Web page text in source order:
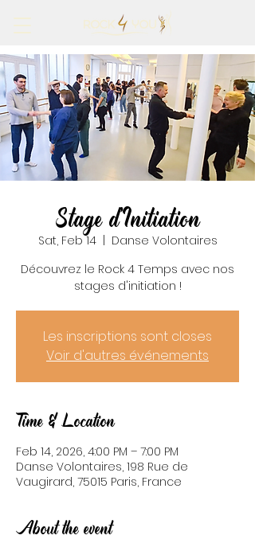
Stage d'Initiation
Sat, Feb 14
  |
Danse Volontaires
Découvrez le Rock 4 Temps avec nos
stages d'initiation !
Les inscriptions sont closes
Voir d'autres événements
Time & Location
Feb 14, 2026, 4:00 PM – 7:00 PM
Danse Volontaires, 198 Rue de
Vaugirard, 75015 Paris, France
About the event